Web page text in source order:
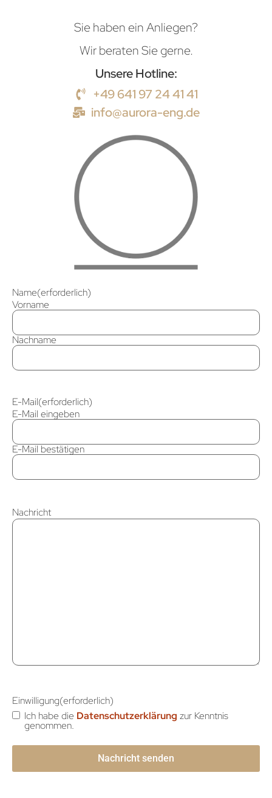
Sie haben ein Anliegen?
Wir beraten Sie gerne.
Unsere Hotline:
+49 641 97 24 41 41
info@aurora-eng.de
Name(erforderlich)
Vorname
Nachname
E-Mail(erforderlich)
E-Mail eingeben
E-Mail bestätigen
Nachricht
Einwilligung(erforderlich)
Ich habe die Datenschutzerklärung zur Kenntnis
genommen.